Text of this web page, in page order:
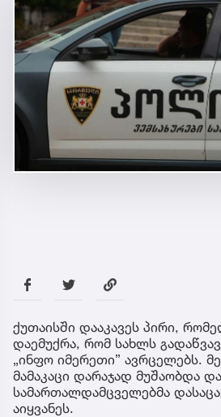
ქუთაისში დააკავეს პირი,
დაემუქრა, რომ სახლს
„ინფო იმერეთი” ავრცელებს.
მამაკაცი დარაჯად მუშაობდა
სამართალდამცველებმა
აიყვანეს.